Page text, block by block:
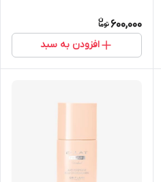
600,000
افزودن به سبد